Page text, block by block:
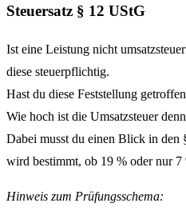
Steuersatz § 12 UStG
Ist eine Leistung nicht
diese steuerpflichtig.
Hast du diese Feststellung
Wie hoch ist die Umsatzsteuer
Dabei musst du einen Blick in den
wird bestimmt, ob 19 % oder nur 7
Hinweis zum Prüfungsschema: